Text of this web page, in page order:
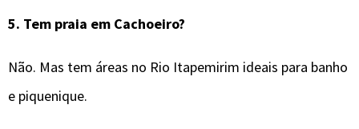
5. Tem praia em Cachoeiro?
Não. Mas tem áreas no Rio Itapemirim ideais para banho
e piquenique.